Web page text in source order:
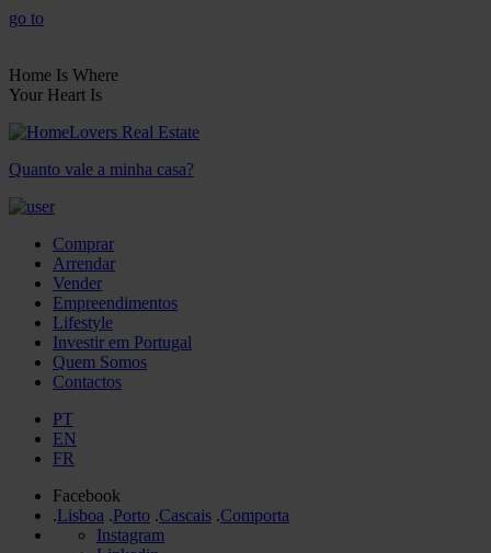
go to
Home Is Where
Your Heart Is
Quanto vale a minha casa?
Comprar
Arrendar
Vender
Empreendimentos
Lifestyle
Investir em Portugal
Quem Somos
Contactos
PT
EN
FR
Facebook
.Lisboa .Porto .Cascais .Comporta
Instagram